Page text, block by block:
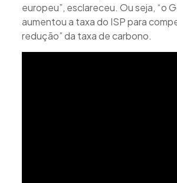
europeu”, esclareceu. Ou seja, “o
aumentou a taxa do ISP para
redução” da taxa de carbono.